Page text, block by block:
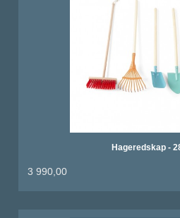
Hageredskap -
3 990,00